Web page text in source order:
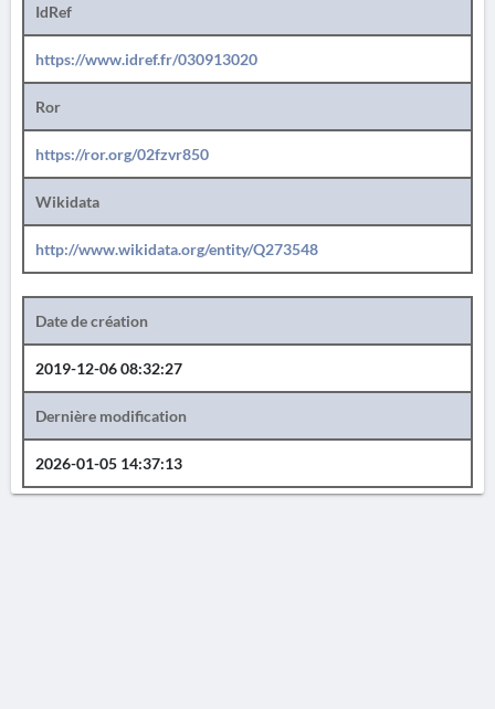
IdRef
https://www.idref.fr/030913020
Ror
https://ror.org/02fzvr850
Wikidata
http://www.wikidata.org/entity/Q273548
Date de création
2019-12-06 08:32:27
Dernière modification
2026-01-05 14:37:13